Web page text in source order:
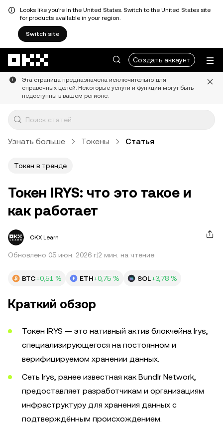
Looks like you're in the United States. Switch to the United States site
for products available in your region.
Switch site
Создать аккаунт
Эта страница предназначена исключительно для
справочных целей. Некоторые услуги и функции могут быть
недоступны в вашем регионе.
Узнать больше Токены Статья
Токен в тренде
Токен IRYS: что это такое и
как работает
OKX Learn
Обновлено 05 июн. 2026 г. 2 мин. на чтение
BTC+0,51 % ETH+0,75 % SOL+3,78 %
Краткий обзор
Токен IRYS — это нативный актив блокчейна Irys,
специализирующегося на постоянном и
верифицируемом хранении данных.
Сеть Irys, ранее известная как Bundlr Network,
предоставляет разработчикам и организациям
инфраструктуру для хранения данных с
подтверждённым происхождением.